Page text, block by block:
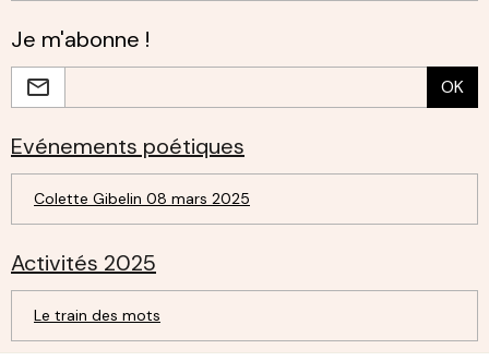
Je m'abonne !
OK
Evénements poétiques
Colette Gibelin 08 mars 2025
Activités 2025
Le train des mots